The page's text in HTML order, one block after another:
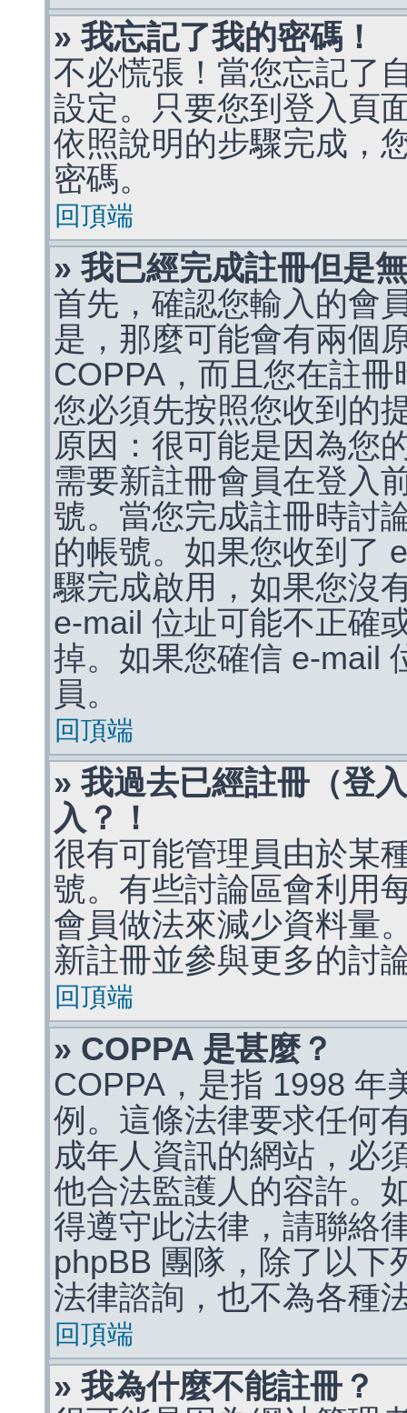
» 我忘記了我的密碼！
不必慌張！當您忘記了
設定。只要您到登入頁
依照說明的步驟完成，
密碼。
回頂端
» 我已經完成註冊但是
首先，確認您輸入的會
是，那麼可能會有兩個
COPPA，而且您在註
您必須先按照您收到的
原因：很可能是因為您
需要新註冊會員在登入
號。當您完成註冊時討
的帳號。如果您收到了
驟完成啟用，如果您沒
e-mail 位址可能不正確
掉。如果您確信 e-mail
員。
回頂端
» 我過去已經註冊（登
入？！
很有可能管理員由於某
號。有些討論區會利用
會員做法來減少資料量
新註冊並參與更多的討
回頂端
» COPPA 是甚麼？
COPPA，是指 1998 年
例。這條法律要求任何
成年人資訊的網站，必
他合法監護人的容許。
得遵守此法律，請聯絡
phpBB 團隊，除了以下
法律諮詢，也不為各種
回頂端
» 我為什麼不能註冊？